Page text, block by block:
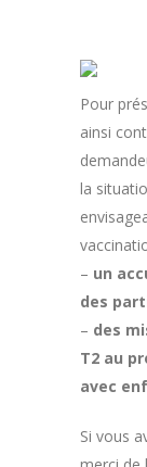
Pour
ainsi
la
– un
des
– des
T2 au
avec
Si vous